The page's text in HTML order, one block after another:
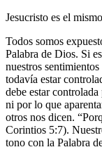
Jesucristo es el
Todos somos
Palabra de Dios. Si
nuestros
todavía estar
debe estar
ni por lo que
otros nos dicen.
Corintios 5:7).
tono con la Palabra